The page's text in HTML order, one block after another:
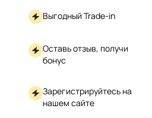
Выгодный Trade-in
Оставь отзыв, получи
бонус
Зарегистрируйтесь на
нашем сайте